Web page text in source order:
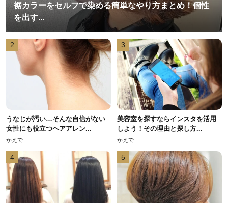
裾カラーをセルフで染める簡単なやり方まとめ！個性
を出す...
2
うなじが汚い…そんな自信がない
女性にも役立つヘアアレン...
かえで
3
美容室を探すならインスタを活用
しよう！その理由と探し方...
かえで
4 5